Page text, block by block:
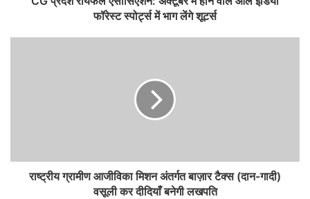
फॉरेस्ट स्पोर्ट्स में भाग लेंगे शूटर्स
राष्ट्रीय ग्रामीण आजीविका मिशन अंतर्गत बाज़ार टैक्स (दान-गादी)
वसूली कर दीदियाँ बनेगी लखपति